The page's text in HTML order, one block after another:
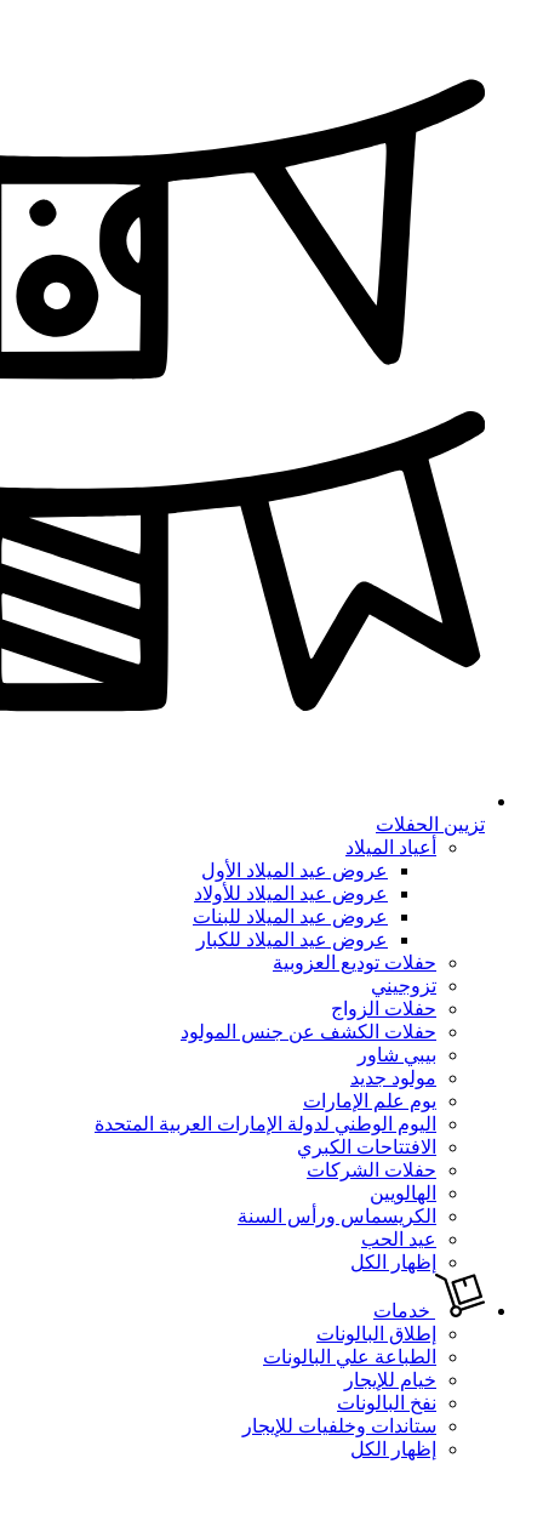
تزيين الحفلات
أعياد الميلاد
عروض عيد الميلاد الأول
عروض عيد الميلاد للأولاد
عروض عيد الميلاد للبنات
عروض عيد الميلاد للكبار
حفلات توديع العزوبية
تزوجيني
حفلات الزواج
حفلات الكشف عن جنس المولود
بيبي شاور
مولود جديد
يوم علم الإمارات
اليوم الوطني لدولة الإمارات العربية المتحدة
الافتتاحات الكبري
حفلات الشركات
الهالويين
الكريسماس ورأس السنة
عيد الحب
إظهار الكل
خدمات
إطلاق البالونات
الطباعة علي البالونات
خيام للإيجار
نفخ البالونات
ستاندات وخلفيات للإيجار
إظهار الكل